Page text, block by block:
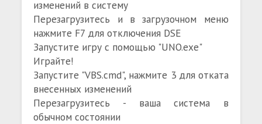
изменений в систему
Перезагрузитесь и в загрузочном меню
нажмите F7 для отключения DSE
Запустите игру с помощью "UNO.exe"
Играйте!
Запустите "VBS.cmd", нажмите 3 для отката
внесенных изменений
Перезагрузитесь - ваша система в
обычном состоянии